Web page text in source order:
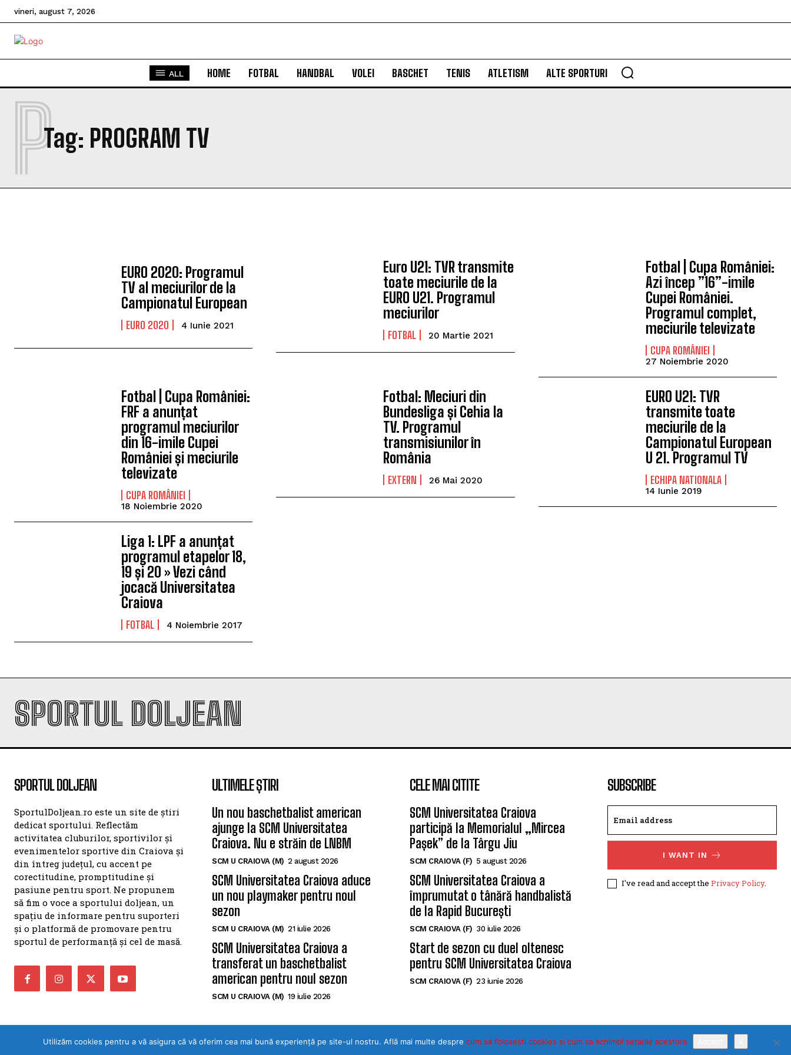
vineri, august 7, 2026
ALL HOME FOTBAL HANDBAL VOLEI BASCHET TENIS ATLETISM ALTE SPORTURI
Tag: PROGRAM TV
P
EURO 2020: Programul
TV al meciurilor de la
Campionatul European
EURO 2020 4 Iunie 2021
Euro U21: TVR transmite
toate meciurile de la
EURO U21. Programul
meciurilor
FOTBAL 20 Martie 2021
Fotbal | Cupa României:
Azi încep ”16”-imile
Cupei României.
Programul complet,
meciurile televizate
CUPA ROMÂNIEI
27 Noiembrie 2020
Fotbal | Cupa României:
FRF a anunțat
programul meciurilor
din 16-imile Cupei
României și meciurile
televizate
CUPA ROMÂNIEI
18 Noiembrie 2020
Fotbal: Meciuri din
Bundesliga și Cehia la
TV. Programul
transmisiunilor în
România
EXTERN 26 Mai 2020
EURO U21: TVR
transmite toate
meciurile de la
Campionatul European
U 21. Programul TV
ECHIPA NATIONALA
14 Iunie 2019
Liga 1: LPF a anunțat
programul etapelor 18,
19 și 20 » Vezi când
jocacă Universitatea
Craiova
FOTBAL 4 Noiembrie 2017
SPORTUL DOLJEAN
SPORTUL DOLJEAN
SportulDoljean.ro este un site de știri
dedicat sportului. Reflectăm
activitatea cluburilor, sportivilor și
evenimentelor sportive din Craiova și
din întreg județul, cu accent pe
corectitudine, promptitudine și
pasiune pentru sport. Ne propunem
să fim o voce a sportului doljean, un
spațiu de informare pentru suporteri
și o platformă de promovare pentru
sportul de performanță și cel de masă.
ULTIMELE ȘTIRI
Un nou baschetbalist american
ajunge la SCM Universitatea
Craiova. Nu e străin de LNBM
SCM U CRAIOVA (M) 2 august 2026
SCM Universitatea Craiova aduce
un nou playmaker pentru noul
sezon
SCM U CRAIOVA (M) 21 iulie 2026
SCM Universitatea Craiova a
transferat un baschetbalist
american pentru noul sezon
SCM U CRAIOVA (M) 19 iulie 2026
CELE MAI CITITE
SCM Universitatea Craiova
participă la Memorialul „Mircea
Pașek” de la Târgu Jiu
SCM CRAIOVA (F) 5 august 2026
SCM Universitatea Craiova a
împrumutat o tânără handbalistă
de la Rapid București
SCM CRAIOVA (F) 30 iulie 2026
Start de sezon cu duel oltenesc
pentru SCM Universitatea Craiova
SCM CRAIOVA (F) 23 iunie 2026
SUBSCRIBE
I WANT IN
I've read and accept the Privacy Policy.
©Toate drepturile rezervate SPORTULDOLJEAN.RO
Utilizăm cookies pentru a vă asigura că vă oferim cea mai bună experiență pe site-ul nostru. Află mai multe despre cum sa folosesti cookies si cum sa schimbi setarile acestora